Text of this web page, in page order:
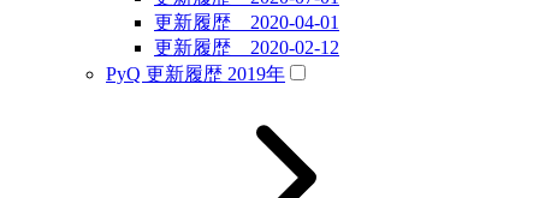
更新履歴 2020-04-01
更新履歴 2020-02-12
PyQ 更新履歴 2019年